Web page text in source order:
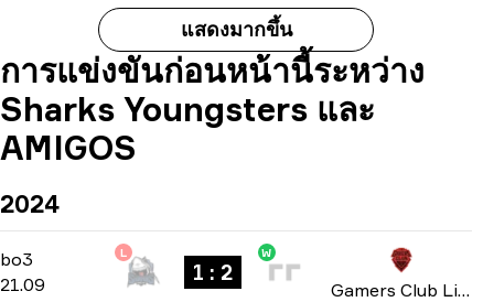
แสดงมากขึ้น
การแข่งขันก่อนหน้านี้ระหว่าง
Sharks Youngsters และ
AMIGOS
2024
bo3 -bo3
21.09
L
1 : 2
W
Gamers Club Liga Série A: September 2024